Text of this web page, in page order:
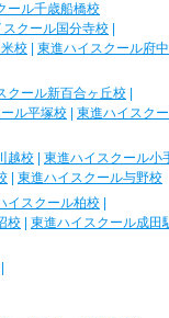
ール千歳船橋校
スクール国分寺校
校 東進ハイスクール府
クール新百合ヶ丘校
ル平塚校 東進ハイスク
越校 東進ハイスクール小
東進ハイスクール与野校
イスクール柏校
校 東進ハイスクール成田